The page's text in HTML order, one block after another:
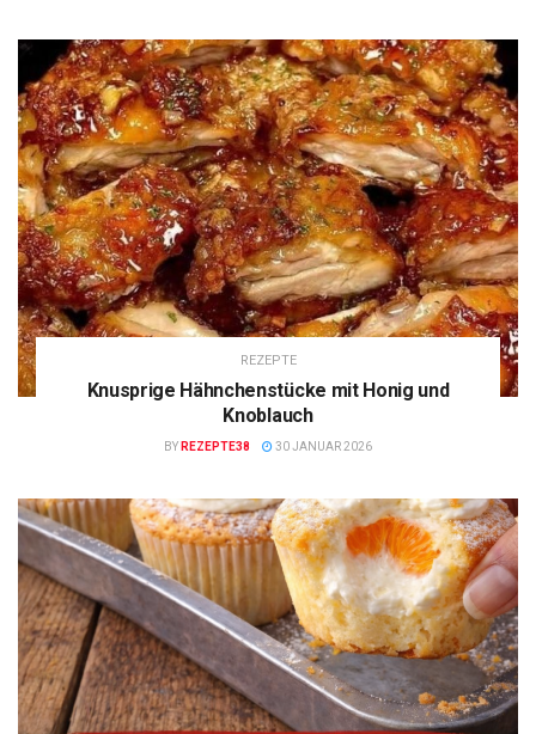
REZEPTE
Knusprige Hähnchenstücke mit Honig und
Knoblauch
BY REZEPTE38 30 JANUAR 2026